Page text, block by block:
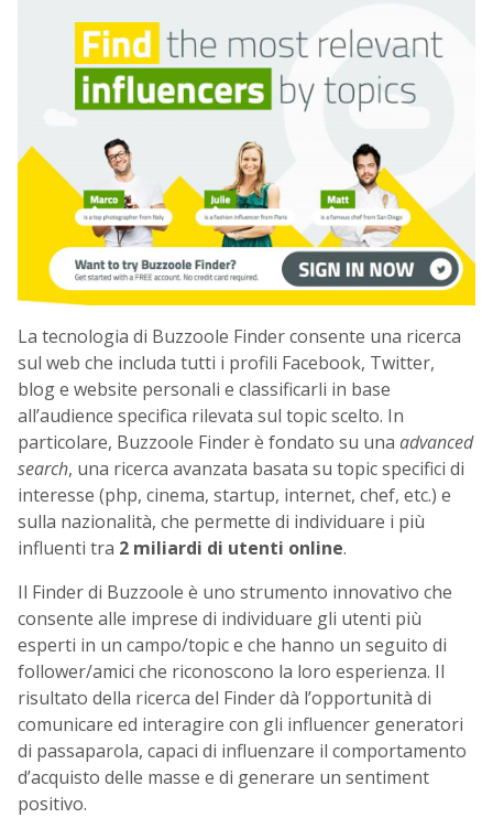
La tecnologia di Buzzoole Finder consente una ricerca
sul web che includa tutti i profili Facebook, Twitter,
blog e website personali e classificarli in base
all’audience specifica rilevata sul topic scelto. In
particolare, Buzzoole Finder è fondato su una advanced
search, una ricerca avanzata basata su topic specifici di
interesse (php, cinema, startup, internet, chef, etc.) e
sulla nazionalità, che permette di individuare i più
influenti tra 2 miliardi di utenti online.
Il Finder di Buzzoole è uno strumento innovativo che
consente alle imprese di individuare gli utenti più
esperti in un campo/topic e che hanno un seguito di
follower/amici che riconoscono la loro esperienza. Il
risultato della ricerca del Finder dà l’opportunità di
comunicare ed interagire con gli influencer generatori
di passaparola, capaci di influenzare il comportamento
d’acquisto delle masse e di generare un sentiment
positivo.